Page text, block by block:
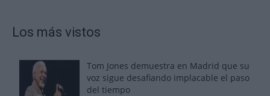
Los más vistos
Tom Jones demuestra en Madrid que su
voz sigue desafiando implacable el paso
del tiempo